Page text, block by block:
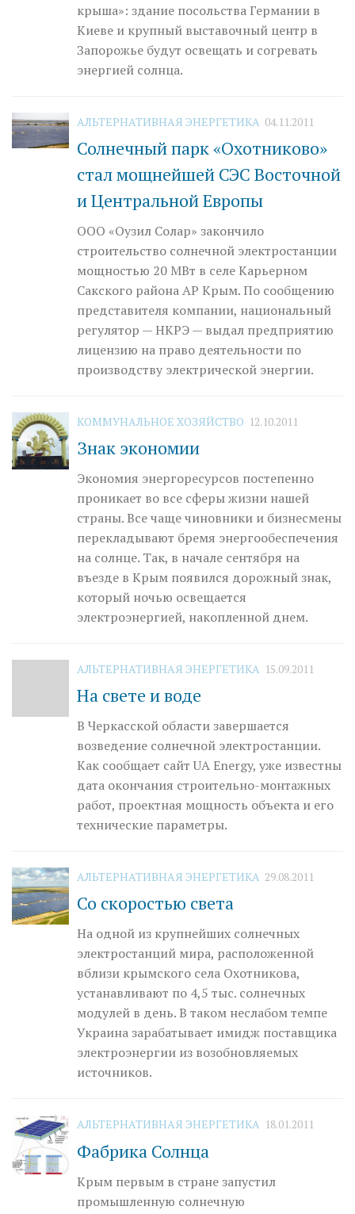
крыша»: здание посольства Германии в
Киеве и крупный выставочный центр в
Запорожье будут освещать и согревать
энергией солнца.
АЛЬТЕРНАТИВНАЯ ЭНЕРГЕТИКА 04.11.2011
Солнечный парк «Охотниково»
стал мощнейшей СЭС Восточной
и Центральной Европы
ООО «Оузил Солар» закончило
строительство солнечной электростанции
мощностью 20 МВт в селе Карьерном
Сакского района АР Крым. По сообщению
представителя компании, национальный
регулятор — НКРЭ — выдал предприятию
лицензию на право деятельности по
производству электрической энергии.
КОММУНАЛЬНОЕ ХОЗЯЙСТВО 12.10.2011
Знак экономии
Экономия энергоресурсов постепенно
проникает во все сферы жизни нашей
страны. Все чаще чиновники и бизнесмены
перекладывают бремя энерго­обеспечения
на солнце. Так, в начале сентября на
въезде в Крым появился дорожный знак,
который ночью освещается
электроэнергией, накопленной днем.
АЛЬТЕРНАТИВНАЯ ЭНЕРГЕТИКА 15.09.2011
На свете и воде
В Черкасской области завершается
возведение солнечной электростанции.
Как сообщает сайт UA Energy, уже известны
дата окончания строительно-мон­таж­­ных
работ, проектная мощность объекта и его
технические параметры.
АЛЬТЕРНАТИВНАЯ ЭНЕРГЕТИКА 29.08.2011
Со скоростью света
На одной из крупнейших солнечных
электростанций мира, расположенной
вблизи крымского села Охотникова,
устанавливают по 4,5 тыс. солнечных
модулей в день. В таком неслабом темпе
Украина зарабатывает имидж поставщика
электроэнергии из возобновляемых
источников.
АЛЬТЕРНАТИВНАЯ ЭНЕРГЕТИКА 18.01.2011
Фабрика Солнца
Крым первым в стране запустил
промышленную солнечную